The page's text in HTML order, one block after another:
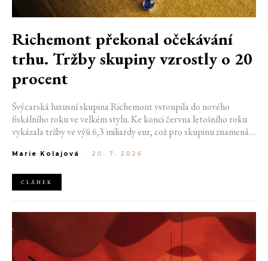
Richemont překonal očekávání
trhu. Tržby skupiny vzrostly o 20
procent
Švýcarská luxusní skupina Richemont vstoupila do nového
fiskálního roku ve velkém stylu. Ke konci června letošního roku
vykázala tržby ve výši 6,3 miliardy eur, což pro skupinu znamená
luxusním zůstává i přes přetrvávající ekonomickou nejistotu
Marie Kolajová - 20. 7. 2026
ČLÁNEK